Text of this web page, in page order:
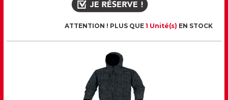
ATTENTION ! PLUS QUE 1 Unité(s) EN STOCK